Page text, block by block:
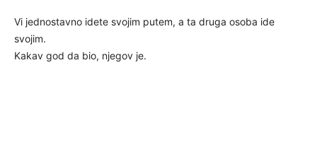
Vi jednostavno idete svojim putem, a ta druga osoba ide
svojim.
Kakav god da bio, njegov je.